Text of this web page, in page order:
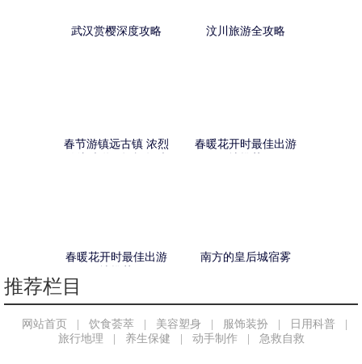
武汉赏樱深度攻略 汶川旅游全攻略
春节游镇远古镇 浓烈
春暖花开时最佳出游
春暖花开时最佳出游
南方的皇后城宿雾
推荐栏目
网站首页 饮食荟萃 美容塑身 服饰装扮 日用科普
旅行地理
养生保健 动手制作 急救自救